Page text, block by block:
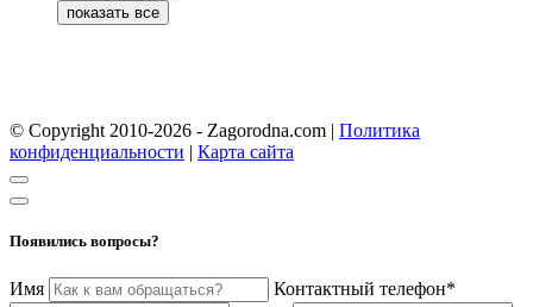
© Copyright 2010-2026 - Zagorodna.com | Политика
конфиденциальности | Карта сайта
Появились вопросы?
Имя
Контактный телефон*